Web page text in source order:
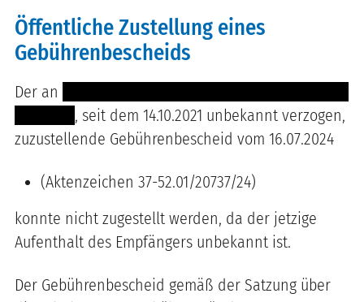
Öffentliche Zustellung eines
Gebührenbescheids
Der an
, seit dem 14.10.2021 unbekannt verzogen,
zuzustellende Gebührenbescheid vom 16.07.2024
(Aktenzeichen 37-52.01/20737/24)
konnte nicht zugestellt werden, da der jetzige
Aufenthalt des Empfängers unbekannt ist.
Der Gebührenbescheid gemäß der Satzung über